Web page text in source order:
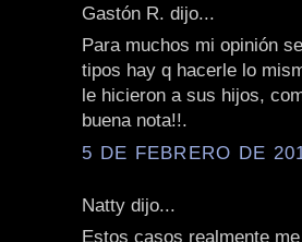
Gastón R. dijo...
Para muchos mi opinión
tipos hay q hacerle lo
le hicieron a sus hijos,
buena nota!!.
5 DE FEBRERO DE
Natty dijo...
Estos casos realmente